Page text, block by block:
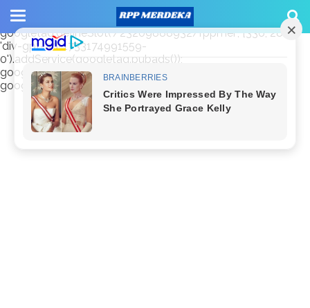
window.googletag = window.googletag || {cmd: []};
googletag.cmd.push(function() {
googletag.defineSlot('/23209888932/rppmer', [336, 280],
'div-gpt-ad-1733174991559-
0').addService(googletag.pubads());
googletag.pubads().enableSingleRequest();
googletag.enableServices(); });